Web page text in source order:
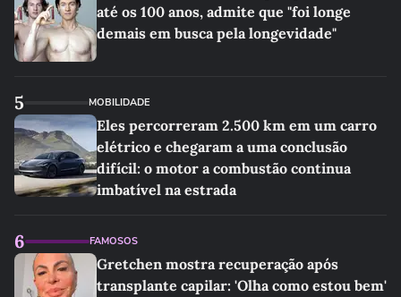
até os 100 anos, admite que "foi longe
demais em busca pela longevidade"
5 MOBILIDADE
Eles percorreram 2.500 km em um carro
elétrico e chegaram a uma conclusão
difícil: o motor a combustão continua
imbatível na estrada
6 FAMOSOS
Gretchen mostra recuperação após
transplante capilar: 'Olha como estou bem'